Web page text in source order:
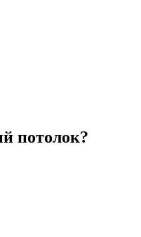
потолок?